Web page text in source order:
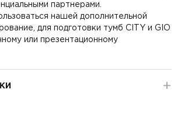
партнерами.
нашей дополнительной
для подготовки тумб CITY и GIO
или презентационному